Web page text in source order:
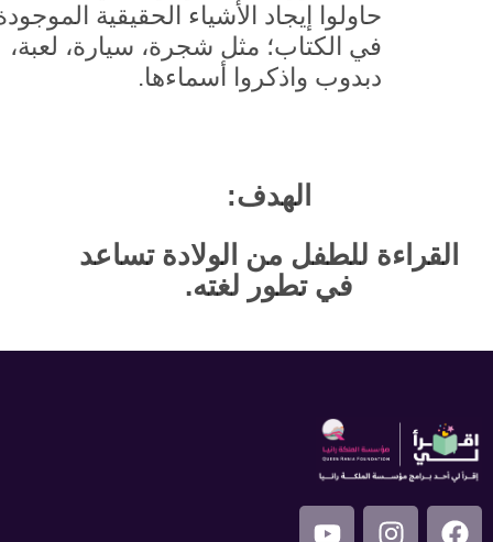
حاولوا إيجاد الأشياء الحقيقية
في الكتاب؛ مثل شجرة، سيارة، لعبة،
دبدوب واذكروا أسماءها.
الهدف:
القراءة للطفل من الولادة تساعد
في تطور لغته.